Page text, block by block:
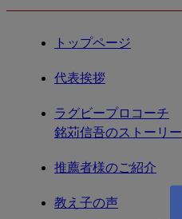
2021年5月
2021年4月
2021年3月
2021年2月
2021年1月
2020年12月
トップページ
代表挨拶
ラグビープロコーチ
銘苅信吾のストーリー
推薦者様のご紹介
教え子の声